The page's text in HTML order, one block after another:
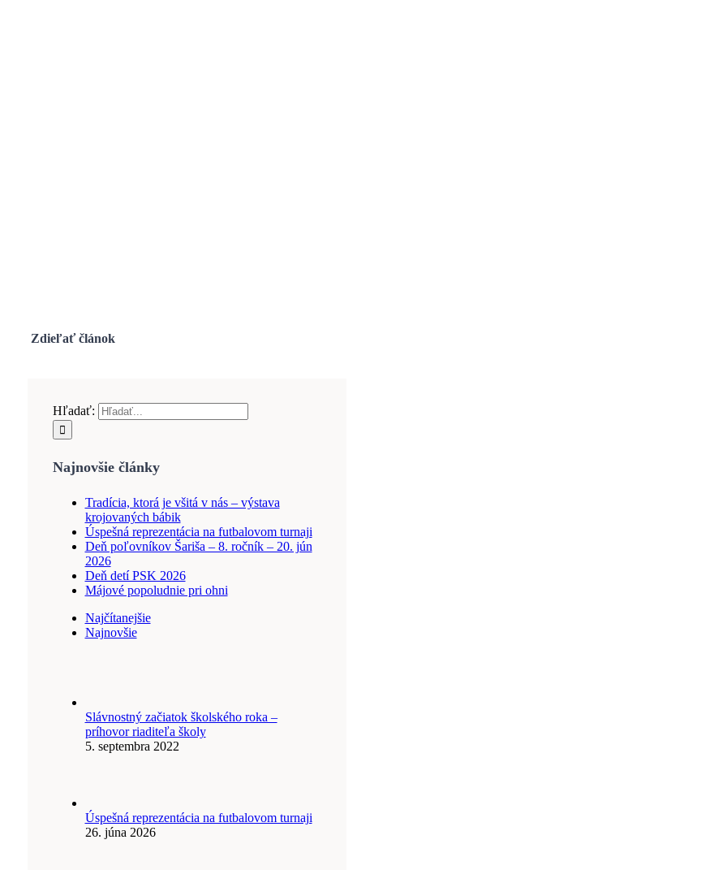
Zdieľať článok
Hľadať:
Najnovšie články
Tradícia, ktorá je všitá v nás – výstava
krojovaných bábik
Úspešná reprezentácia na futbalovom turnaji
Deň poľovníkov Šariša – 8. ročník – 20. jún
2026
Deň detí PSK 2026
Májové popoludnie pri ohni
Najčítanejšie
Najnovšie
Slávnostný začiatok školského roka –
príhovor riaditeľa školy
5. septembra 2022
Úspešná reprezentácia na futbalovom turnaji
26. júna 2026